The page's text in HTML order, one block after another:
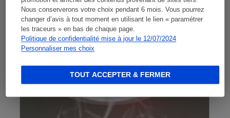
Nous conserverons votre choix pendant 6 mois. Vous pourrez
changer d’avis à tout moment en utilisant le lien « paramétrer
les traceurs » en bas de chaque page.
Politique de confidentialité mise à jour le 12/07/2024
Personnaliser mes choix
TOUT ACCEPTER & FERMER